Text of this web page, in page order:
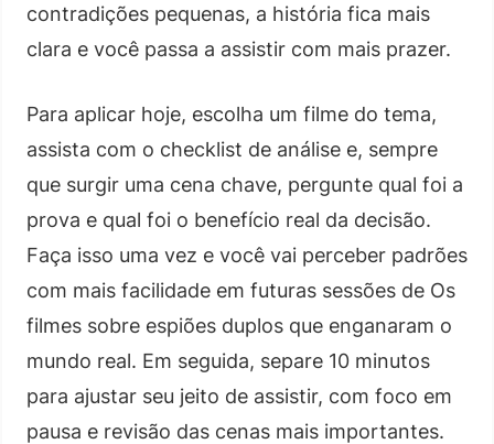
contradições pequenas, a história fica mais
clara e você passa a assistir com mais prazer.
Para aplicar hoje, escolha um filme do tema,
assista com o checklist de análise e, sempre
que surgir uma cena chave, pergunte qual foi a
prova e qual foi o benefício real da decisão.
Faça isso uma vez e você vai perceber padrões
com mais facilidade em futuras sessões de Os
filmes sobre espiões duplos que enganaram o
mundo real. Em seguida, separe 10 minutos
para ajustar seu jeito de assistir, com foco em
pausa e revisão das cenas mais importantes.